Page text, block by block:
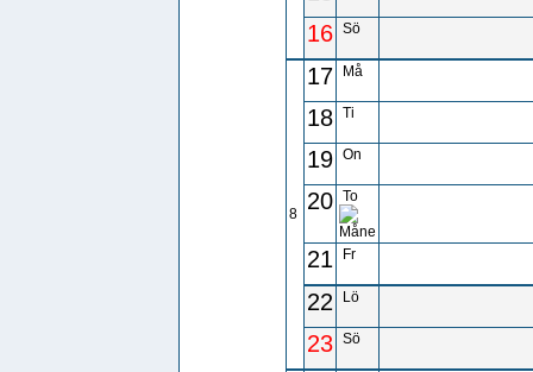
16 Sö
8
17 Må
18 Ti
19 On
20 To
21 Fr
22 Lö
23 Sö